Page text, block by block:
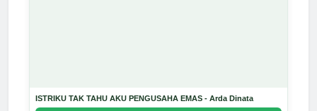
ISTRIKU TAK TAHU AKU PENGUSAHA EMAS - Arda Dinata